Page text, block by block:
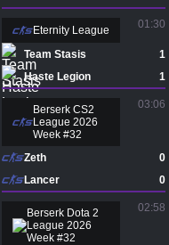
Eternity League 01:30
Team Stasis
1
Haste Legion
1
Berserk CS2
League 2026
Week #32
03:06
Zeth
0
Lancer
0
Berserk Dota 2
League 2026
Week #32
02:58